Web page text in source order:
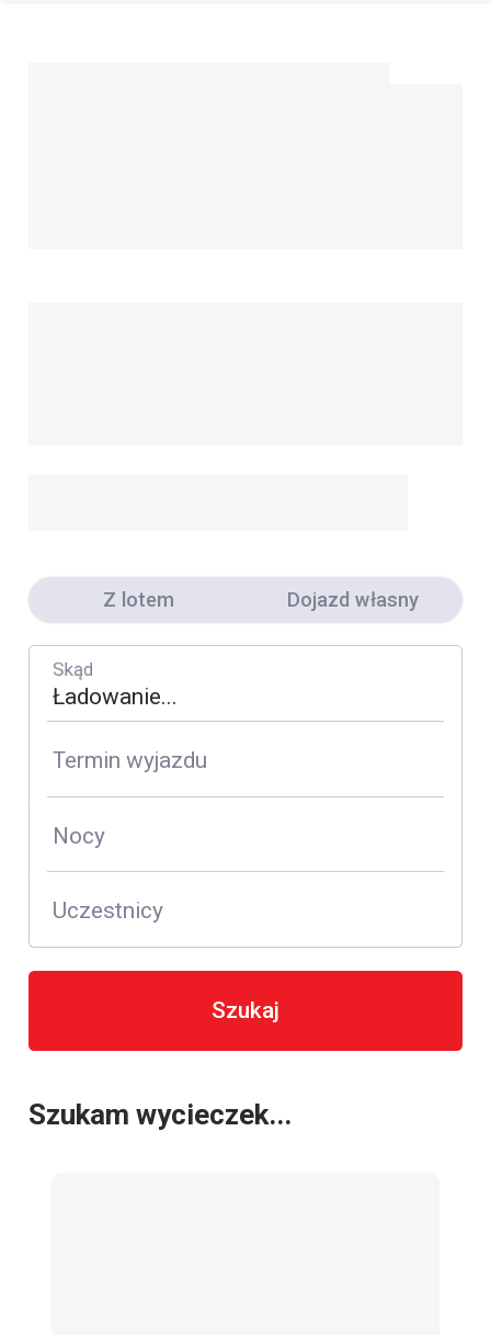
Z lotem Dojazd własny
Skąd
Termin wyjazdu
Nocy
Uczestnicy
Szukaj
Szukam wycieczek...